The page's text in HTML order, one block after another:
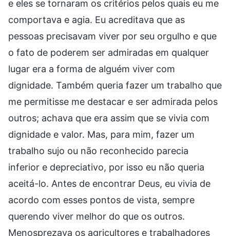
e eles se tornaram os critérios pelos quais eu me
comportava e agia. Eu acreditava que as
pessoas precisavam viver por seu orgulho e que
o fato de poderem ser admiradas em qualquer
lugar era a forma de alguém viver com
dignidade. Também queria fazer um trabalho que
me permitisse me destacar e ser admirada pelos
outros; achava que era assim que se vivia com
dignidade e valor. Mas, para mim, fazer um
trabalho sujo ou não reconhecido parecia
inferior e depreciativo, por isso eu não queria
aceitá-lo. Antes de encontrar Deus, eu vivia de
acordo com esses pontos de vista, sempre
querendo viver melhor do que os outros.
Menosprezava os agricultores e trabalhadores